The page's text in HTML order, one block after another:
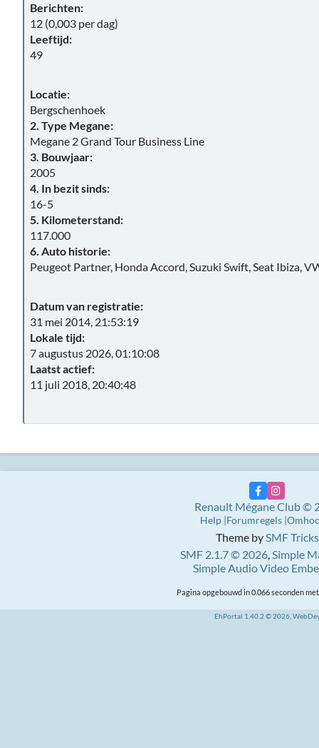
Berichten:
12 (0,003 per dag)
Leeftijd:
49
Locatie:
Bergschenhoek
2. Type Megane:
Megane 2 Grand Tour Business Line
3. Bouwjaar:
2005
4. In bezit sinds:
16-5
5. Kilometerstand:
117.000
6. Auto historie:
Peugeot Partner, Honda Accord, Suzuki Swift, Seat Ibiza,
Datum van registratie:
31 mei 2014, 21:53:19
Lokale tijd:
7 augustus 2026, 01:10:08
Laatst actief:
11 juli 2018, 20:40:48
Theme bySMF Tricks
SMF 2.1.7 © 2026,Simple
Simple Audio Video
Renault Mégane Club ©
Help Forumregels
Pagina opgebouwd in 0.066 seconden
EhPortal 1.40.2 © 2026,